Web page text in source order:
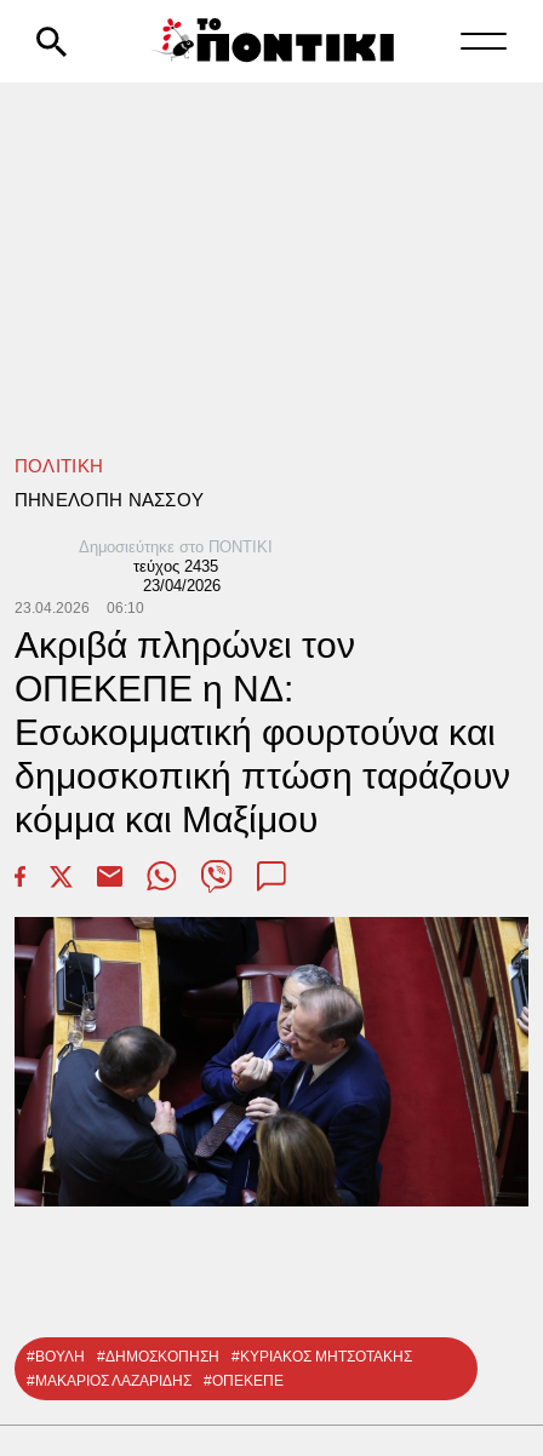
ΠΟΛΙΤΙΚΗ
ΠΗΝΕΛΟΠΗ ΝΑΣΣΟΥ
Δημοσιεύτηκε στο ΠΟΝΤΙΚΙ
τεύχος 2435
23/04/2026
23.04.2026 06:10
Ακριβά πληρώνει τον
ΟΠΕΚΕΠΕ η ΝΔ:
Εσωκομματική φουρτούνα και
δημοσκοπική πτώση ταράζουν
κόμμα και Μαξίμου
#ΒΟΥΛΗ #ΔΗΜΟΣΚΟΠΗΣΗ
#ΚΥΡΙΑΚΟΣ ΜΗΤΣΟΤΑΚΗΣ
#ΜΑΚΑΡΙΟΣ ΛΑΖΑΡΙΔΗΣ
#ΟΠΕΚΕΠΕ